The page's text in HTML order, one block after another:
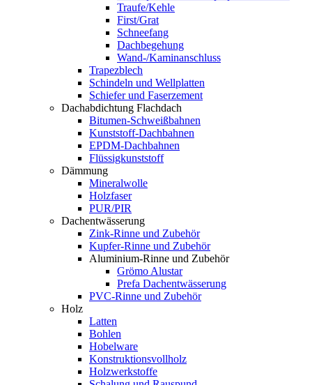
Traufe/Kehle
First/Grat
Schneefang
Dachbegehung
Wand-/Kaminanschluss
Trapezblech
Schindeln und Wellplatten
Schiefer und Faserzement
Dachabdichtung Flachdach
Bitumen-Schweißbahnen
Kunststoff-Dachbahnen
EPDM-Dachbahnen
Flüssigkunststoff
Dämmung
Mineralwolle
Holzfaser
PUR/PIR
Dachentwässerung
Zink-Rinne und Zubehör
Kupfer-Rinne und Zubehör
Aluminium-Rinne und Zubehör
Grömo Alustar
Prefa Dachentwässerung
PVC-Rinne und Zubehör
Holz
Latten
Bohlen
Hobelware
Konstruktionsvollholz
Holzwerkstoffe